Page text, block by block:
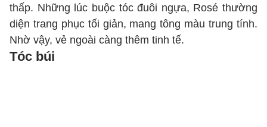
thấp. Những lúc buộc tóc đuôi ngựa, Rosé thường
diện trang phục tối giản, mang tông màu trung tính.
Nhờ vậy, vẻ ngoài càng thêm tinh tế.
Tóc búi